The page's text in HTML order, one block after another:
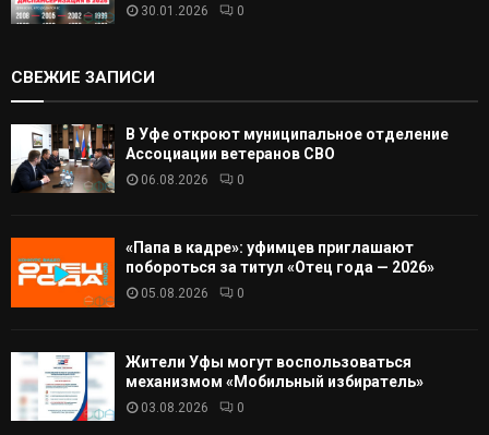
30.01.2026 0
СВЕЖИЕ ЗАПИСИ
В Уфе откроют муниципальное отделение
Ассоциации ветеранов СВО
06.08.2026 0
«Папа в кадре»: уфимцев приглашают
побороться за титул «Отец года — 2026»
05.08.2026 0
Жители Уфы могут воспользоваться
механизмом «Мобильный избиратель»
03.08.2026 0